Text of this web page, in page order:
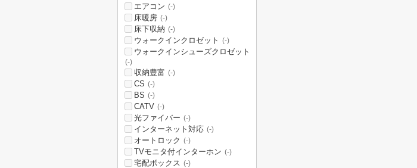
エアコン (-)
床暖房 (-)
床下収納 (-)
ウォークインクロゼット (-)
ウォークインシューズクロゼット
(-)
収納豊富 (-)
CS (-)
BS (-)
CATV (-)
光ファイバー (-)
インターネット対応 (-)
オートロック (-)
TVモニタ付インターホン (-)
宅配ボックス (-)